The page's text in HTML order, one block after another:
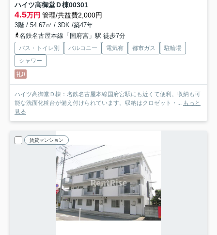
ハイツ高御堂Ｄ棟00301
4.5万円 管理/共益費2,000円
3階 / 54.67㎡ / 3DK /築47年
名鉄名古屋本線「国府宮」駅 徒歩7分
バス・トイレ別 バルコニー 電気有 都市ガス
駐輪場
シャワー
礼0
ハイツ高御堂Ｄ棟：名鉄名古屋本線国府宮駅にも近くて便利。収納も可
能な洗面化粧台が備え付けられています。収納はクロゼット・...
もっと
見る
賃貸マンション